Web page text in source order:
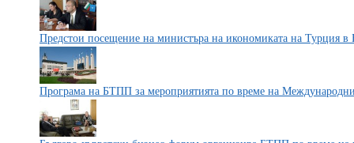
Предстои посещение на министъра на икономиката на Турция в
Програма на БТПП за мероприятията по време на